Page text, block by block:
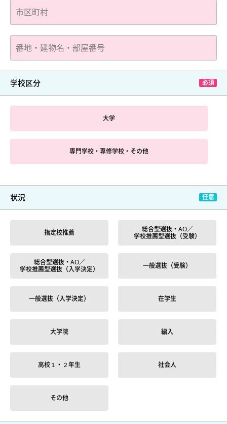
学校区分
大学
専門学校・専修学校・その他
状況
指定校推薦
総合型選抜・AO／
学校推薦型選抜（受験）
総合型選抜・AO／
学校推薦型選抜（入学決定）
一般選抜（受験）
一般選抜（入学決定） 在学生
大学院 編入
高校１・２年生 社会人
その他